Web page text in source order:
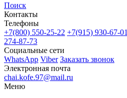
Поиск
Контакты
Телефоны
+7(800) 550-25-22 +7(915) 930-67-01
274-87-73
Социальные сети
WhatsApp Viber Заказать звонок
Электронная почта
chai.kofe.97@mail.ru
Меню